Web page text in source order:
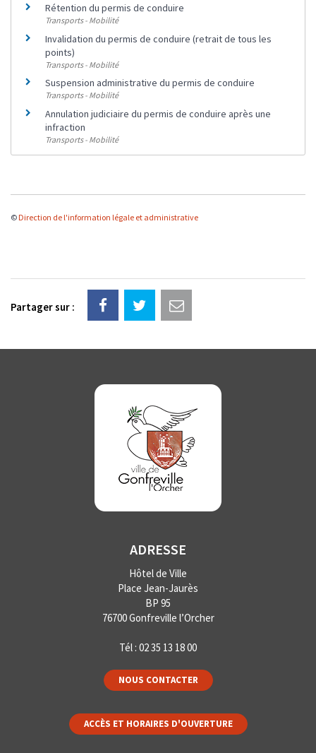
Rétention du permis de conduire
Transports - Mobilité
Invalidation du permis de conduire (retrait de tous les
points)
Transports - Mobilité
Suspension administrative du permis de conduire
Transports - Mobilité
Annulation judiciaire du permis de conduire après une
infraction
Transports - Mobilité
© Direction de l'information légale et administrative
Partager sur :
ADRESSE
Hôtel de Ville
Place Jean-Jaurès
BP 95
76700 Gonfreville l’Orcher
Tél : 02 35 13 18 00
NOUS CONTACTER
ACCÈS ET HORAIRES D'OUVERTURE